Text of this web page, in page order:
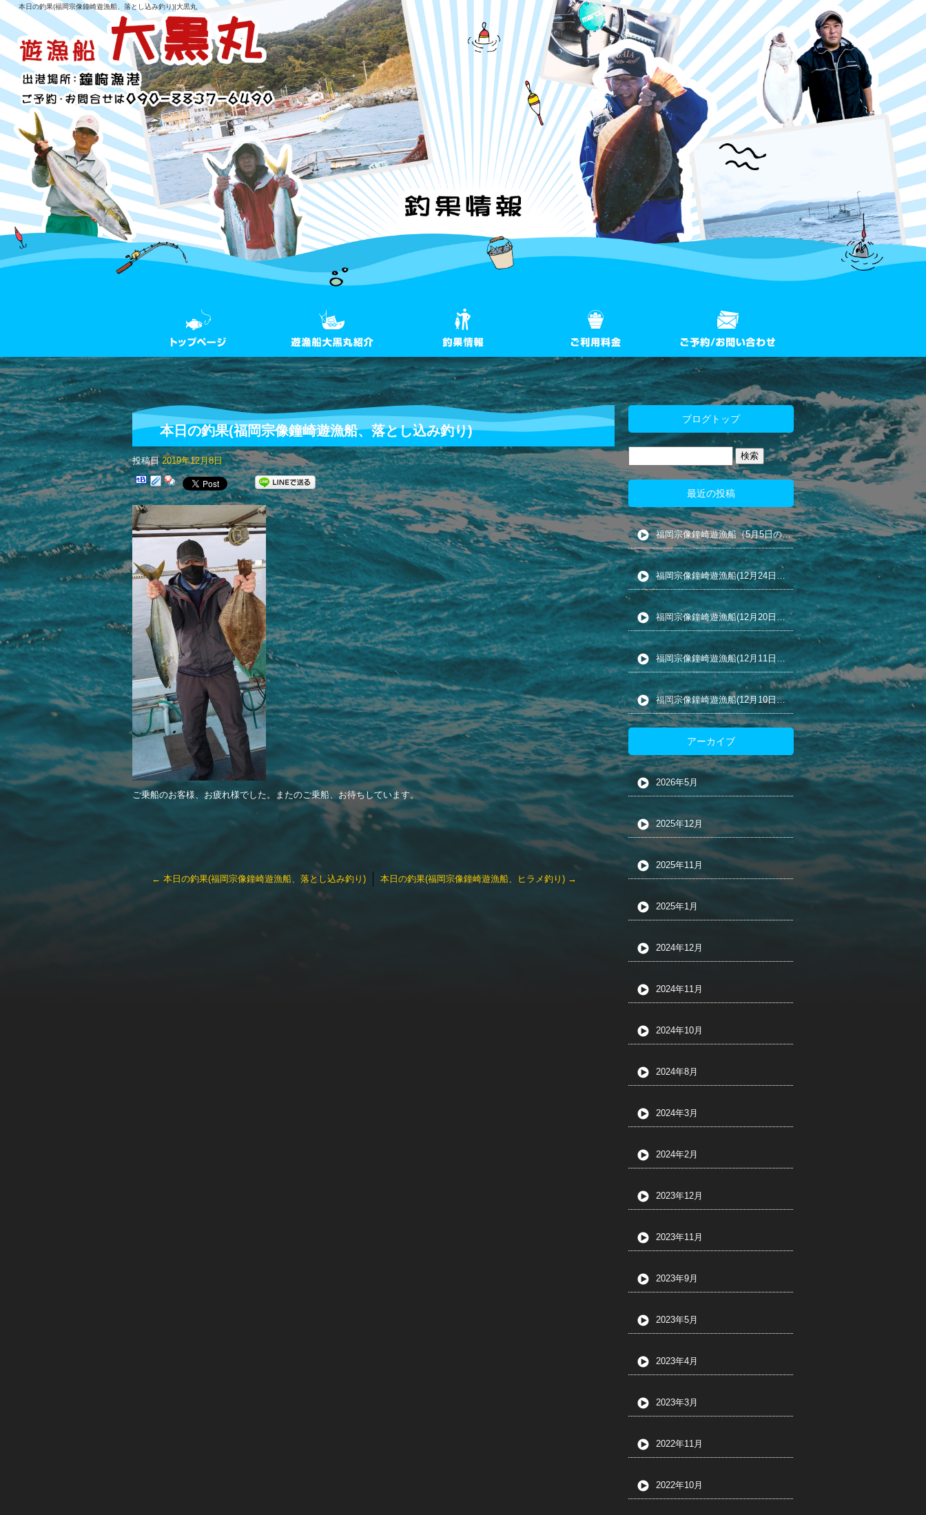
本日の釣果(福岡宗像鐘崎遊漁船、落とし込み釣り)|大黒丸
本日の釣果(福岡宗像鐘崎遊漁船、落とし込み釣り)
投稿日 2019年12月8日
ご乗船のお客様、お疲れ様でした。またのご乗船、お待ちしています。
← 本日の釣果(福岡宗像鐘崎遊漁船、落とし込み釣り) 本日の釣果(福岡宗像鐘崎遊漁船、ヒラメ釣り) →
ブログトップ
最近の投稿
福岡宗像鐘崎遊漁船（5月5日の夜カ釣り)
福岡宗像鐘崎遊漁船(12月24日の五目釣り)
福岡宗像鐘崎遊漁船(12月20日の小アジ泳がせ)
福岡宗像鐘崎遊漁船(12月11日の五目釣り)
福岡宗像鐘崎遊漁船(12月10日の五目釣り)
アーカイブ
2026年5月
2025年12月
2025年11月
2025年1月
2024年12月
2024年11月
2024年10月
2024年8月
2024年3月
2024年2月
2023年12月
2023年11月
2023年9月
2023年5月
2023年4月
2023年3月
2022年11月
2022年10月